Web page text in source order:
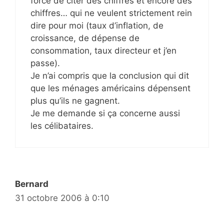
chiffres… qui ne veulent strictement rein
dire pour moi (taux d’inflation, de
croissance, de dépense de
consommation, taux directeur et j’en
passe).
Je n’ai compris que la conclusion qui dit
que les ménages américains dépensent
plus qu’ils ne gagnent.
Je me demande si ça concerne aussi
les célibataires.
Bernard
31 octobre 2006 à 0:10